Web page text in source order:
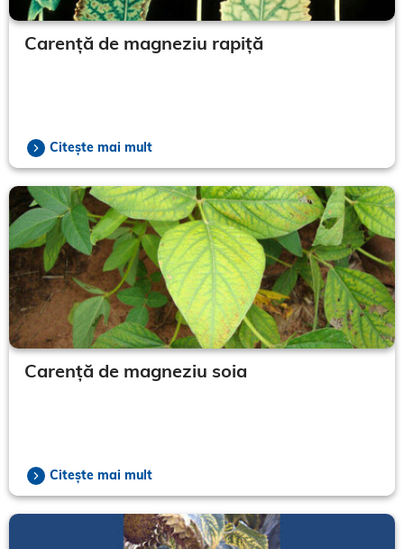
Carență de magneziu rapiță
Citește mai mult
Carență de magneziu soia
Citește mai mult